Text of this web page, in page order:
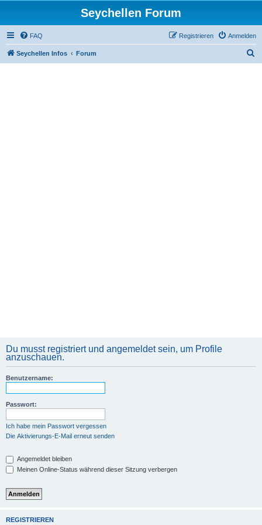
Seychellen Forum
FAQ Anmelden
Registrieren
Seychellen Infos Forum
Du musst registriert und angemeldet sein, um Profile
anzuschauen.
Benutzername:
Passwort:
Ich habe mein Passwort vergessen
Die Aktivierungs-E-Mail erneut senden
Angemeldet bleiben
Meinen Online-Status während dieser Sitzung verbergen
REGISTRIEREN